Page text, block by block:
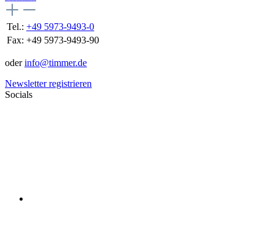
Tel.: +49 5973-9493-0
Fax: +49 5973-9493-90
oderinfo@timmer.de
Newsletter registrieren
Socials